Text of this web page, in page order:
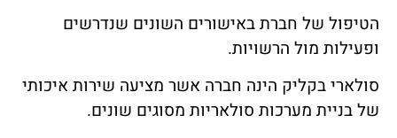
הטיפול של חברת באישורים השונים שנדרשים
ופעילות מול הרשויות.
סולארי בקליק הינה חברה אשר מציעה שירות איכותי
של בניית מערכות סולאריות מסוגים שונים.